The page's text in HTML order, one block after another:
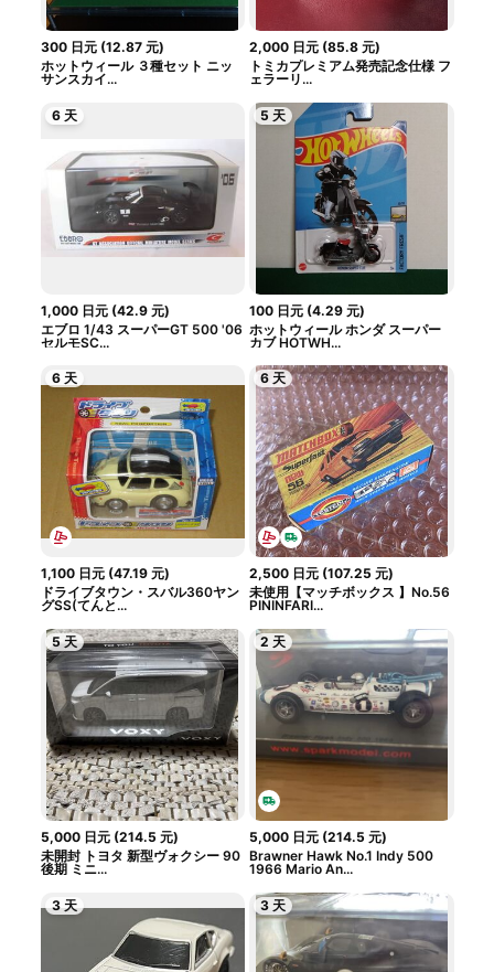
300 日元(12.87 元)
ホットウィール ３種セット ニッ
サンスカイ...
2,000 日元 (85.8 元)
トミカプレミアム発売記念仕様 フ
ェラーリ...
6 天
1,000 日元(42.9 元)
エブロ 1/43 スーパーGT 500 '06
セルモSC...
5 天
100 日元 (4.29 元)
ホットウィール ホンダ スーパー
カブ HOTWH...
6 天
1,100 日元(47.19 元)
ドライブタウン・スバル360ヤン
グSS(てんと...
6 天
2,500 日元 (107.25 元)
未使用【マッチボックス 】No.56
PININFARI...
5 天
5,000 日元(214.5 元)
未開封 トヨタ 新型ヴォクシー 90
後期 ミニ...
2 天
5,000 日元 (214.5 元)
Brawner Hawk No.1 Indy 500
1966 Mario An...
3 天 3 天